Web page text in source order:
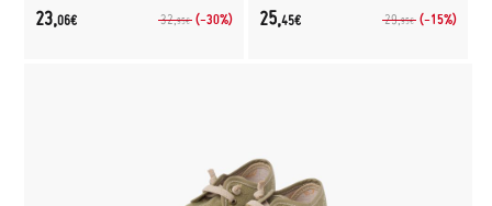
32,95€ (-30%)
23,06€ 29,95€ (-15%)
25,45€